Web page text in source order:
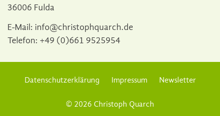
36006 Fulda
E-Mail: info@christophquarch.de
Telefon: +49 (0)661 9525954
Datenschutzerklärung Impressum Newsletter
© 2026 Christoph Quarch